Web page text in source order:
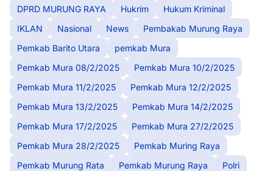
DPRD MURUNG RAYA
Hukrim
Hukum Kriminal
IKLAN
Nasional News
Pembakab Murung Raya
Pemkab Barito Utara
pemkab Mura
Pemkab Mura 08/2/2025
Pemkab Mura 10/2/2025
Pemkab Mura 11/2/2025
Pemkab Mura 12/2/2025
Pemkab Mura 13/2/2025
Pemkab Mura 14/2/2025
Pemkab Mura 17/2/2025
Pemkab Mura 27/2/2025
Pemkab Mura 28/2/2025
Pemkab Muring Raya
Pemkab Murung Rata
Pemkab Murung Raya Polri